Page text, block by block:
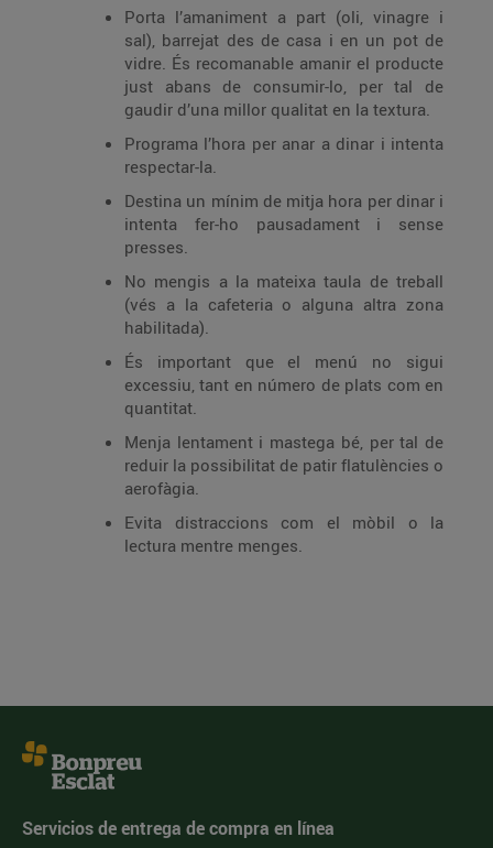
Porta l’amaniment a part (oli, vinagre i
sal), barrejat des de casa i en un pot de
vidre. És recomanable amanir el producte
just abans de consumir-lo, per tal de
gaudir d’una millor qualitat en la textura.
Programa l’hora per anar a dinar i intenta
respectar-la.
Destina un mínim de mitja hora per dinar i
intenta fer-ho pausadament i sense
presses.
No mengis a la mateixa taula de treball
(vés a la cafeteria o alguna altra zona
habilitada).
És important que el menú no sigui
excessiu, tant en número de plats com en
quantitat.
Menja lentament i mastega bé, per tal de
reduir la possibilitat de patir flatulències o
aerofàgia.
Evita distraccions com el mòbil o la
lectura mentre menges.
Servicios de entrega de compra en línea